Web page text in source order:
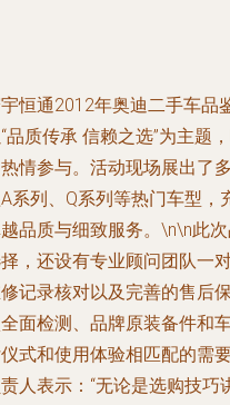
恒通2012年奥迪二手车品
品质传承 信赖之选”为主题
情参与。活动现场展出了
系列、Q系列等热门车型
品质与细致服务。\n\n此
，还设有专业顾问团队一
记录核对以及完善的售后
面检测、品牌原装备件和
式和使用体验相匹配的需
人表示：“无论是选购技